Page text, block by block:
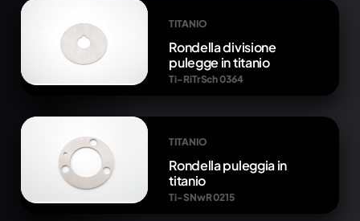
TITANIO
Rondella divisione
pulegge in titanio
Ti-RiTrSch 0364
TITANIO
Rondella puleggia in
titanio
Ti-SNwR 0215